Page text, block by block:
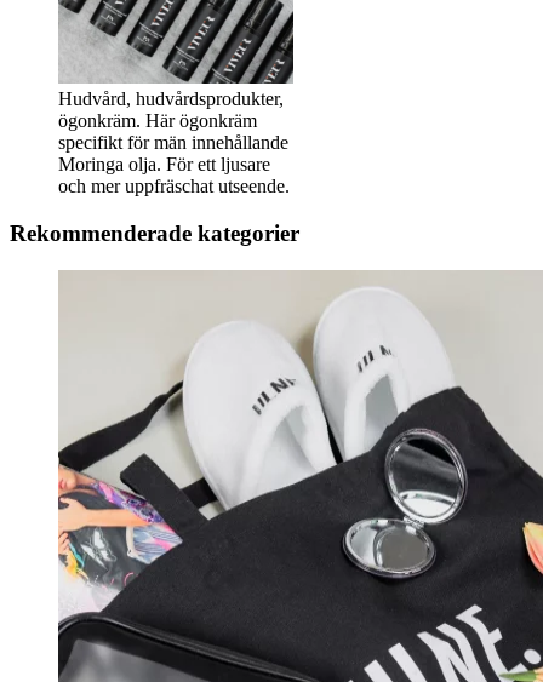
Hudvård, hudvårdsprodukter,
ögonkräm. Här ögonkräm
specifikt för män innehållande
Moringa olja. För ett ljusare
och mer uppfräschat utseende.
Rekommenderade kategorier